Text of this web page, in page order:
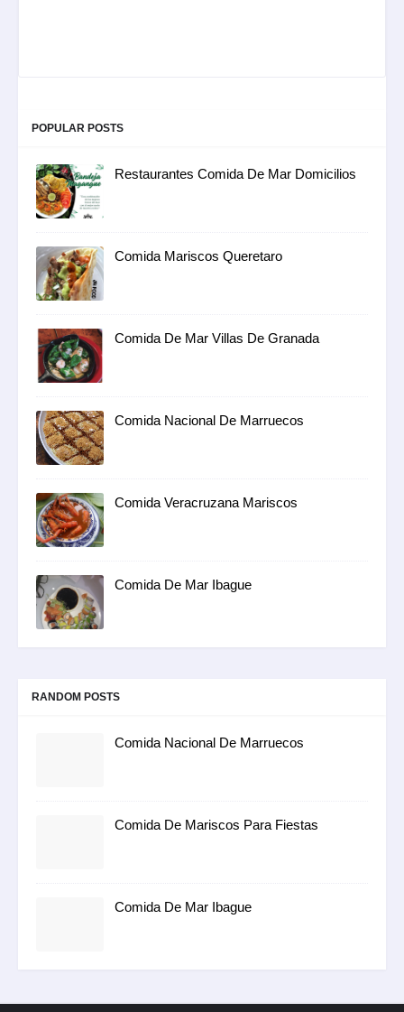
POPULAR POSTS
Restaurantes Comida De Mar Domicilios
Comida Mariscos Queretaro
Comida De Mar Villas De Granada
Comida Nacional De Marruecos
Comida Veracruzana Mariscos
Comida De Mar Ibague
RANDOM POSTS
Comida Nacional De Marruecos
Comida De Mariscos Para Fiestas
Comida De Mar Ibague